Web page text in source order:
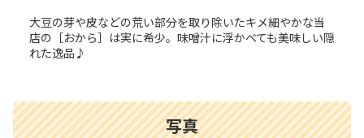
大豆の芽や皮などの荒い部分を取り除いたキメ細やかな当
店の［おから］は実に希少。味噌汁に浮かべても美味しい隠
れた逸品♪
写真